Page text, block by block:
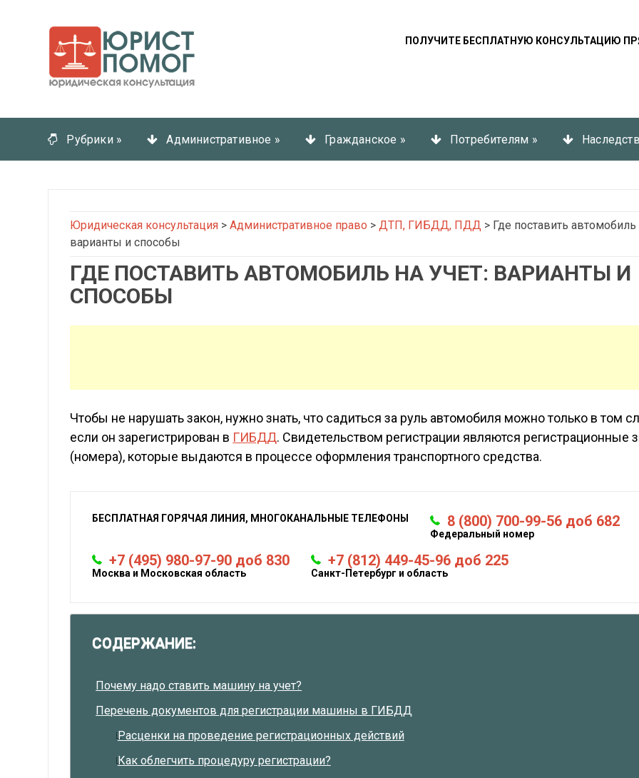
ПОЛУЧИТЕ БЕСПЛАТНУЮ КОНСУЛЬТАЦИЮ
Рубрики » Административное » Гражданское » Потребителям »
Юридическая консультация >Административное право >ДТП, ГИБДД, ПДД > Где поставить автомобиль
варианты и способы
ГДЕ ПОСТАВИТЬ АВТОМОБИЛЬ НА УЧЕТ: ВАРИАНТЫ И
СПОСОБЫ
Чтобы не нарушать закон, нужно знать, что садиться за руль автомобиля можно только в том
если он зарегистрирован в ГИБДД. Свидетельством регистрации являются регистрационные
(номера), которые выдаются в процессе оформления транспортного средства.
БЕСПЛАТНАЯ ГОРЯЧАЯ ЛИНИЯ, МНОГОКАНАЛЬНЫЕ ТЕЛЕФОНЫ 8 (800) 700-99-56 доб 682
Федеральный номер
+7 (495) 980-97-90 доб 830
Москва и Московская область
+7 (812) 449-45-96 доб 225
Санкт-Петербург и область
СОДЕРЖАНИЕ:
Почему надо ставить машину на учет?
Перечень документов для регистрации машины в ГИБДД
Расценки на проведение регистрационных действий
Как облегчить процедуру регистрации?